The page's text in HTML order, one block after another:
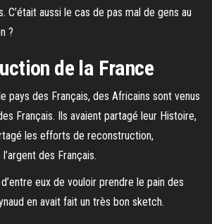
C’était aussi le cas de pas mal de gens au
?
de la France
pays des Français, des Africains sont venus
Français. Ils avaient partagé leur Histoire,
les efforts de reconstruction,
des Français.
eux de vouloir prendre le pain des
en avait fait un très bon sketch.